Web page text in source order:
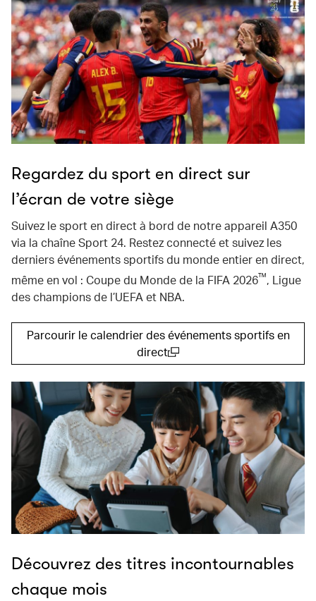
Regardez du sport en direct sur
l’écran de votre siège
Suivez le sport en direct à bord de notre appareil A350
via la chaîne Sport 24. Restez connecté et suivez les
derniers événements sportifs du monde entier en direct,
même en vol : Coupe du Monde de la FIFA 2026™, Ligue
des champions de l’UEFA et NBA.
Parcourir le calendrier des événements sportifs en
direct
(open in a new window)
Découvrez des titres incontournables
chaque mois